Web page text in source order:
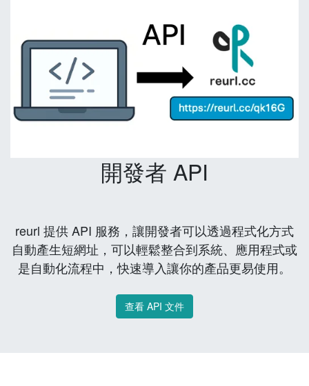
開發者 API
reurl 提供 API 服務，讓開發者可以透過程式化方式
自動產生短網址，可以輕鬆整合到系統、應用程式或
是自動化流程中，快速導入讓你的產品更易使用。
查看 API 文件